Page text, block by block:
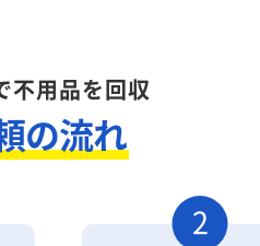
不用品を回収
の流れ
2